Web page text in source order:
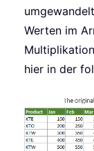
Werten im
hier in der